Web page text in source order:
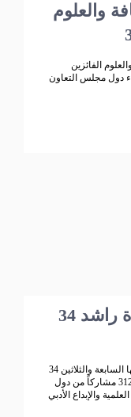
والعلوم
الفائزين
من أبناء دول مجلس التعاون
34 باحثا خليجيا يفوزون بجائزة راشد
فاز بجائزة راشد بن حميد للثقافة والعلوم بدورتها السابعة والثلاثين 34
باحثا وباحثة من ضمن المشاركين البالغ عددهم 312 مشاركاً من دول